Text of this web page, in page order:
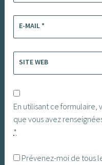
E-MAIL*
SITE WEB
En utilisant ce formulaire,
que vous avez
*
Prévenez-moi de tous